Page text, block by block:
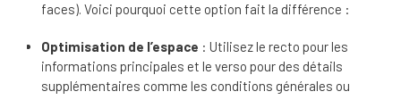
faces). Voici pourquoi cette option fait la différence :
Optimisation de l’espace : Utilisez le recto pour les
informations principales et le verso pour des détails
supplémentaires comme les conditions générales ou